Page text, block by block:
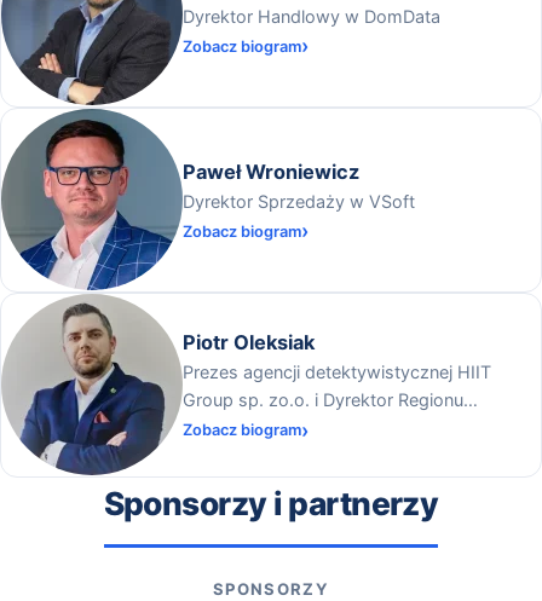
Dyrektor Handlowy w DomData
Zobacz biogram
Paweł Wroniewicz
Dyrektor Sprzedaży w VSoft
Zobacz biogram
Piotr Oleksiak
Prezes agencji detektywistycznej HIIT
Group sp. zo.o. i Dyrektor Regionu
Ogólnopolskiej Federacji Przedsiębiorców i
Zobacz biogram
Sponsorzy i partnerzy
SPONSORZY